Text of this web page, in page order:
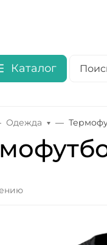
Каталог
Одежда